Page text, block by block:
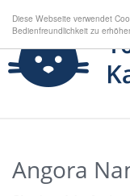
Diese Webseite verwendet
Bedienfreundlichkeit zu
Angora